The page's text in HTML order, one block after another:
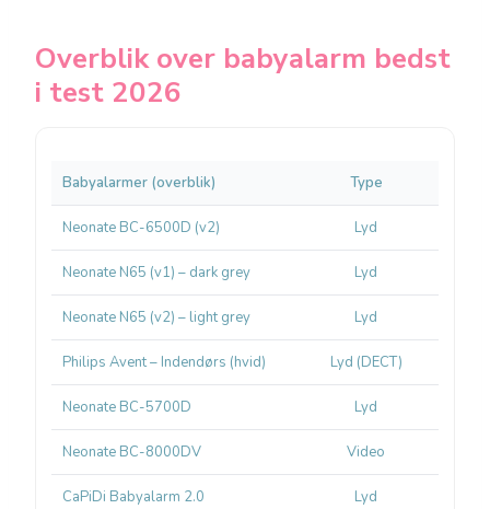
Overblik over babyalarm bedst
i test 2026
Babyalarmer (overblik) Type
Neonate BC-6500D (v2) Lyd
Neonate N65 (v1) – dark grey Lyd
Neonate N65 (v2) – light grey Lyd
Philips Avent – Indendørs (hvid) Lyd (DECT)
Neonate BC-5700D Lyd
Neonate BC-8000DV Video
CaPiDi Babyalarm 2.0 Lyd